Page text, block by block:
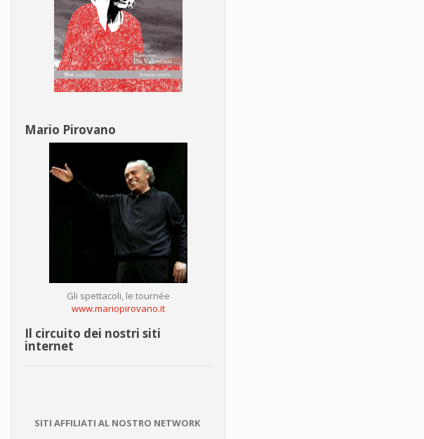
Mario Pirovano
Gli spettacoli, le tournée
www.mariopirovano.it
Il circuito dei nostri siti
internet
SITI AFFILIATI AL NOSTRO NETWORK